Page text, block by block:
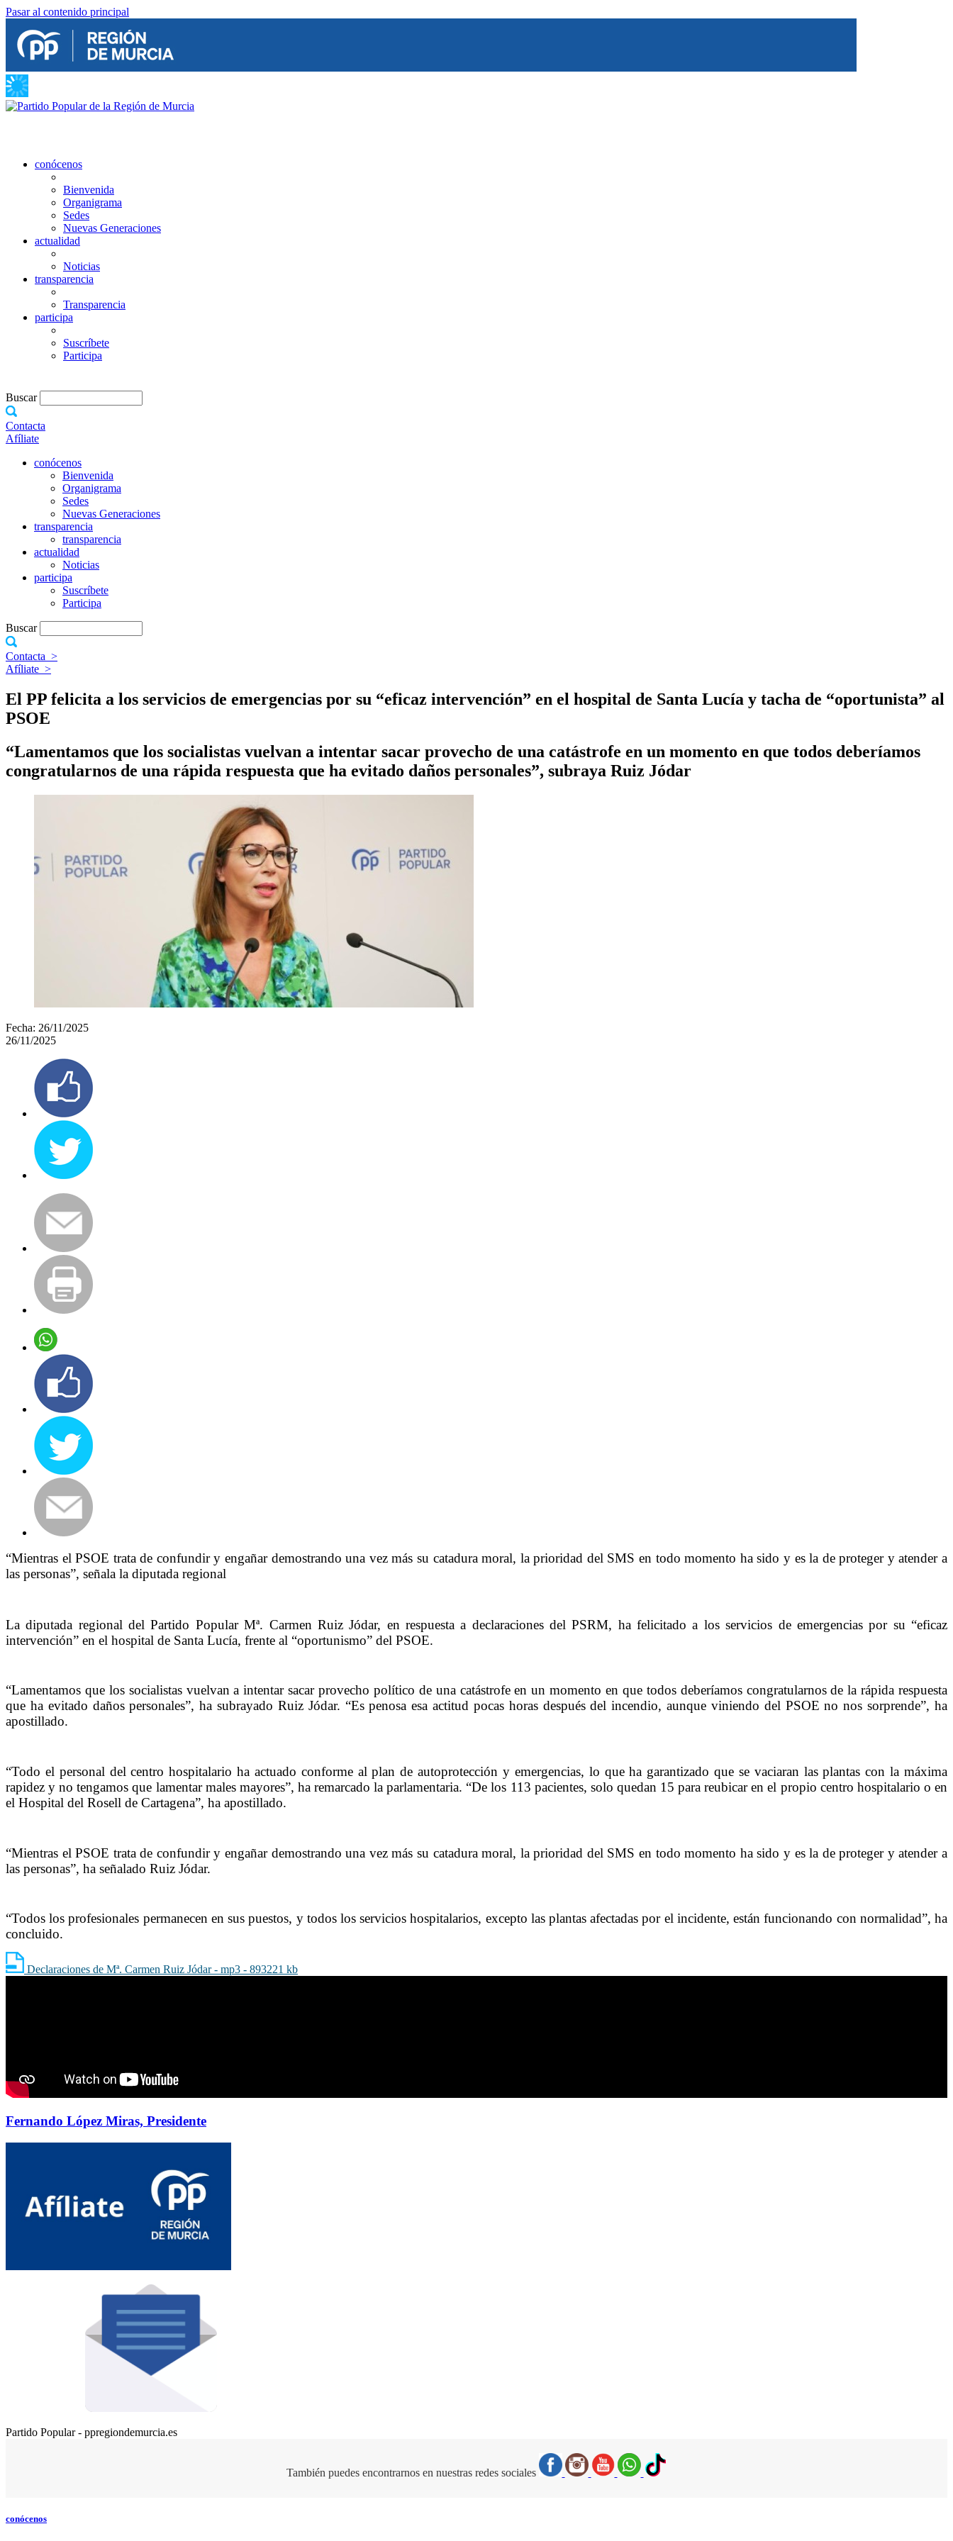
Pasar al contenido principal
conócenos
Bienvenida
Organigrama
Sedes
Nuevas Generaciones
actualidad
Noticias
transparencia
Transparencia
participa
Suscríbete
Participa
Buscar
Contacta
Afíliate
conócenos
Bienvenida
Organigrama
Sedes
Nuevas Generaciones
transparencia
transparencia
actualidad
Noticias
participa
Suscríbete
Participa
Buscar
Contacta >
Afíliate >
El PP felicita a los servicios de emergencias por su “eficaz intervención” en el hospital de Santa Lucía y tacha de “oportunista” al
PSOE
“Lamentamos que los socialistas vuelvan a intentar sacar provecho de una catástrofe en un momento en que todos deberíamos
congratularnos de una rápida respuesta que ha evitado daños personales”, subraya Ruiz Jódar
Fecha: 26/11/2025
26/11/2025
“Mientras el PSOE trata de confundir y engañar demostrando una vez más su catadura moral, la prioridad del SMS en todo momento ha sido y es la de proteger y atender a
las personas”, señala la diputada regional
La diputada regional del Partido Popular Mª. Carmen Ruiz Jódar, en respuesta a declaraciones del PSRM, ha felicitado a los servicios de emergencias por su “eficaz
intervención” en el hospital de Santa Lucía, frente al “oportunismo” del PSOE.
“Lamentamos que los socialistas vuelvan a intentar sacar provecho político de una catástrofe en un momento en que todos deberíamos congratularnos de la rápida respuesta
que ha evitado daños personales”, ha subrayado Ruiz Jódar. “Es penosa esa actitud pocas horas después del incendio, aunque viniendo del PSOE no nos sorprende”, ha
apostillado.
“Todo el personal del centro hospitalario ha actuado conforme al plan de autoprotección y emergencias, lo que ha garantizado que se vaciaran las plantas con la máxima
rapidez y no tengamos que lamentar males mayores”, ha remarcado la parlamentaria. “De los 113 pacientes, solo quedan 15 para reubicar en el propio centro hospitalario o en
el Hospital del Rosell de Cartagena”, ha apostillado.
“Mientras el PSOE trata de confundir y engañar demostrando una vez más su catadura moral, la prioridad del SMS en todo momento ha sido y es la de proteger y atender a
las personas”, ha señalado Ruiz Jódar.
“Todos los profesionales permanecen en sus puestos, y todos los servicios hospitalarios, excepto las plantas afectadas por el incidente, están funcionando con normalidad”, ha
concluido.
Declaraciones de Mª. Carmen Ruiz Jódar - mp3 - 893221 kb
Fernando López Miras, Presidente
Partido Popular - ppregiondemurcia.es
También puedes encontrarnos en nuestras redes sociales
conócenos